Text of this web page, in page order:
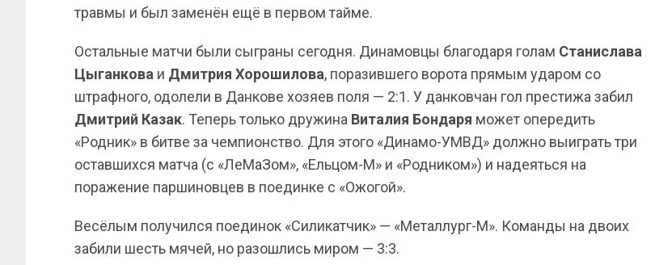
травмы и был заменён ещё в первом тайме.
Остальные матчи были сыграны сегодня. Динамовцы благодаря голам Станислава
Цыганкова и Дмитрия Хорошилова, поразившего ворота прямым ударом со
штрафного, одолели в Данкове хозяев поля — 2:1. У данковчан гол престижа забил
Дмитрий Казак. Теперь только дружина Виталия Бондаря может опередить
«Родник» в битве за чемпионство. Для этого «Динамо-УМВД» должно выиграть три
оставшихся матча (с «ЛеМаЗом», «Ельцом-М» и «Родником») и надеяться на
поражение паршиновцев в поединке с «Ожогой».
Весёлым получился поединок «Силикатчик» — «Металлург-М». Команды на двоих
забили шесть мячей, но разошлись миром — 3:3.